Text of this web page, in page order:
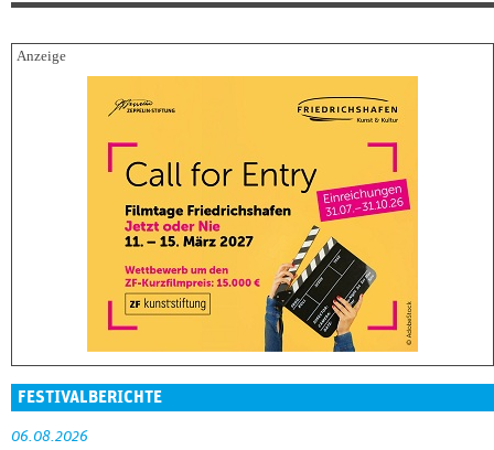
FESTIVALBERICHTE
06.08.2026